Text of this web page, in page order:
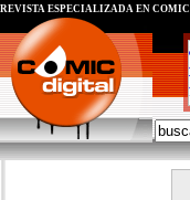
REVISTA ESPECIALIZADA EN CÓMIC